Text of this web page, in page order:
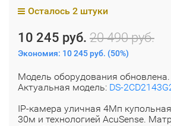
Осталось 2 штуки
10 245 руб. 20 490 руб.
Экономия: 10 245 руб. (50%)
Модель оборудования обновлена.
Актуальная модель: DS-
IP-камера уличная 4Мп
30м и технологией AcuSense.